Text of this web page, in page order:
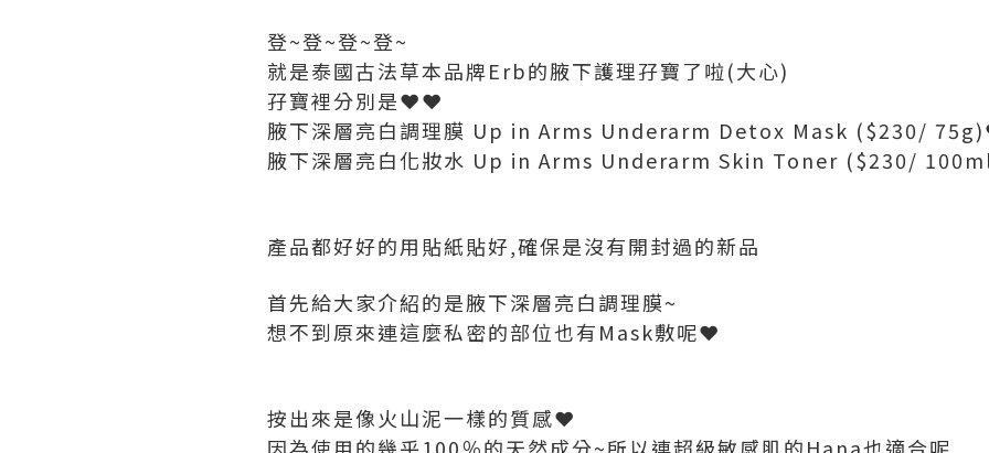
登~登~登~登~
就是泰國古法草本品牌Erb的腋下護理孖寶了啦(大心)
孖寶裡分別是❤❤
腋下深層亮白調理膜 Up in Arms Underarm Detox Mask ($230/
腋下深層亮白化妝水 Up in Arms Underarm Skin Toner ($230/
產品都好好的用貼紙貼好,確保是沒有開封過的新品
首先給大家介紹的是腋下深層亮白調理膜~
想不到原來連這麼私密的部位也有Mask敷呢❤
按出來是像火山泥一樣的質感❤